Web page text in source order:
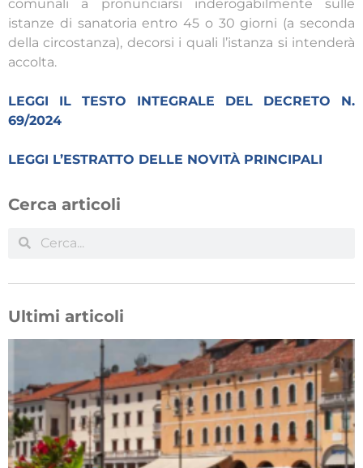
comunali a pronunciarsi inderogabilmente sulle
istanze di sanatoria entro 45 o 30 giorni (a seconda
della circostanza), decorsi i quali l’istanza si intenderà
accolta.
LEGGI IL TESTO INTEGRALE DEL DECRETO N.
69/2024
LEGGI L’ESTRATTO DELLE NOVITÀ PRINCIPALI
Cerca articoli
Ultimi articoli